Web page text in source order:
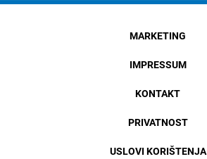
MARKETING
IMPRESSUM
KONTAKT
PRIVATNOST
USLOVI KORIŠTENJA